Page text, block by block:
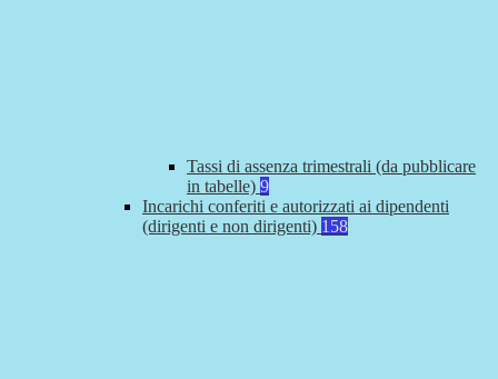
Tassi di assenza trimestrali (da pubblicare
in tabelle) 9
Incarichi conferiti e autorizzati ai dipendenti
(dirigenti e non dirigenti) 158